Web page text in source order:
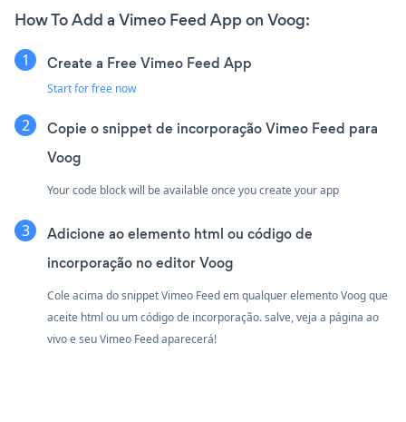
How To Add a Vimeo Feed App on Voog:
Create a Free Vimeo Feed App
Start for free now
Copie o snippet de incorporação Vimeo Feed para
Voog
Your code block will be available once you create your app
Adicione ao elemento html ou código de
incorporação no editor Voog
Cole acima do snippet Vimeo Feed em qualquer elemento Voog que
aceite html ou um código de incorporação. salve, veja a página ao
vivo e seu Vimeo Feed aparecerá!